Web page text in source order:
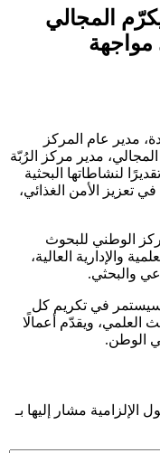
المجالي
مواجهة
مدير عام المركز
مدير مركز الرُبّة
لنشاطاتها البحثية
تعزيز الأمن الغذائي،
الوطني للبحوث
والإدارية العالية،
والبحثي.
سيستمر في تكريم كل
العلمي، ويقدّم أعمالًا
الوطن.
الإلزامية مشار إليها بـ